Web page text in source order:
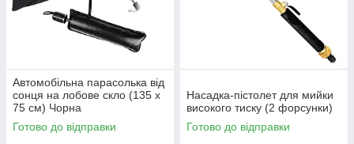
Автомобільна парасолька від
сонця на лобове скло (135 х
75 см) Чорна
Готово до відправки
Насадка-пістолет для мийки
високого тиску (2 форсунки)
Готово до відправки